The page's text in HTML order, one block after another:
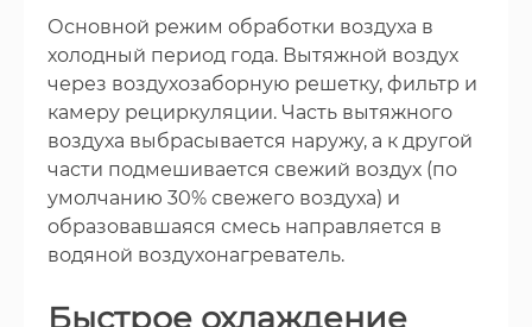
Основной режим обработки воздуха в
холодный период года. Вытяжной воздух
через воздухозаборную решетку, фильтр и
камеру рециркуляции. Часть вытяжного
воздуха выбрасывается наружу, а к другой
части подмешивается свежий воздух (по
умолчанию 30% свежего воздуха) и
образовавшаяся смесь направляется в
водяной воздухонагреватель.
Быстрое охлаждение